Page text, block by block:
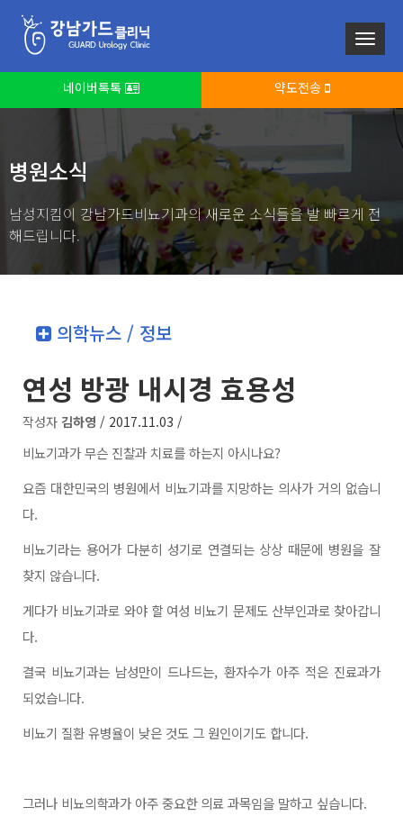
네이버톡톡 약도전송
병원소식
남성지킴이 강남가드비뇨기과의 새로운 소식들을 발 빠르게 전
해드립니다.
의학뉴스 / 정보
연성 방광 내시경 효용성
작성자 김하영 / 2017.11.03 /
비뇨기과가 무슨 진찰과 치료를 하는지 아시나요?
요즘 대한민국의 병원에서 비뇨기과를 지망하는 의사가 거의 없습니
다.
비뇨기라는 용어가 다분히 성기로 연결되는 상상 때문에 병원을 잘
찾지 않습니다.
게다가 비뇨기과로 와야 할 여성 비뇨기 문제도 산부인과로 찾아갑니
다.
결국 비뇨기과는 남성만이 드나드는, 환자수가 아주 적은 진료과가
되었습니다.
비뇨기 질환 유병율이 낮은 것도 그 원인이기도 합니다.
그러나 비뇨의학과가 아주 중요한 의료 과목임을 말하고 싶습니다.